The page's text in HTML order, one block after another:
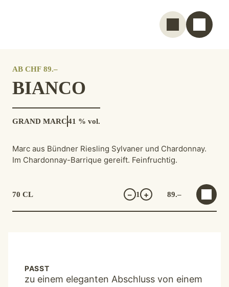
AB CHF 89.–
BIANCO
GRAND MARC41 % vol.
Marc aus Bündner Riesling Sylvaner und Chardonnay.
Im Chardonnay-Barrique gereift. Feinfruchtig.
70 CL – 1 + 89.–
PASST
zu einem eleganten Abschluss von einem